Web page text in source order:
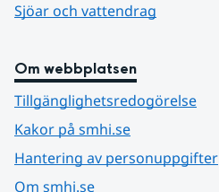
Sjöar och vattendrag
Om webbplatsen
Tillgänglighetsredogörelse
Kakor på smhi.se
Hantering av personuppgifter
Om smhi.se